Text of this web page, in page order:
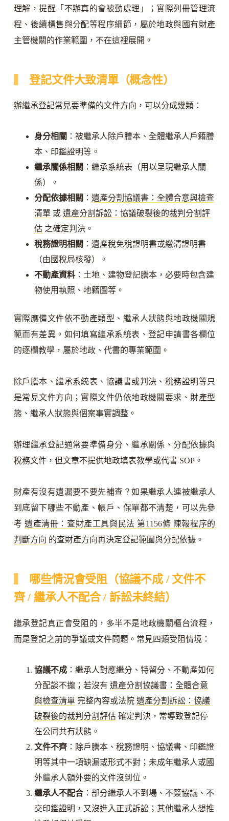
理解，提醒「不辦真的會被動處理」；實際列冊管理流
程、後續標售與分配等程序細節，屬於地政與國有財產
主管機關的作業範圍，不在這裡展開。
登記文件大致清單（概念性）
辦繼承登記常見要準備的文件方向，可以分成幾類：
身分相關 ：被繼承人除戶謄本、全體繼承人戶籍謄
本、印鑑證明等。
繼承關係相關 ：繼承系統表（用以呈現繼承人關
係）。
分配依據相關 ： 遺產分割協議書：全體合意與檢查
清單或 遺產分割訴訟：協議破裂後的裁判分割評
估之確定判決。
稅務證明相關 ：遺產稅免稅證明書或繳清證明書
（由國稅局核發）。
不動產資料：土地、建物登記謄本，必要時包含建
物使用執照、地籍圖等。
實際應備文件依不動產類型、繼承人狀態與地政機關規
範而有差異。如何填寫繼承系統表、登記申請書各欄位
的逐欄教學，屬於地政、代書的專業範圍。
除戶謄本、繼承系統表、協議書或判決、稅務證明等只
是常見文件方向；實際文件仍依地政機關要求、財產型
態、繼承人狀態與個案事實調整。
辦理繼承登記通常要準備身分、繼承關係、分配依據與
稅務文件，但文章不提供地政填表教學或代書 SOP。
財產有沒有遺漏要不要先補查？如果繼承人連被繼承人
到底留下哪些不動產、帳戶、保單都不清楚，可以先參
考遺產清冊：查財產工具與民法 第1156條 陳報程序的
判斷方向 的查財產方向再決定登記範圍與分配依據。
哪些情況會受阻（協議不成 / 文件不
齊 / 繼承人不配合 / 訴訟未終結）
繼承登記真正會受阻的，多半不是地政機關櫃台流程，
而是登記之前的爭議或文件問題。常見四類受阻情境：
協議不成：繼承人對應繼分、特留分、不動產如何
分配談不攏；若沒有 遺產分割協議書：全體合意
與檢查清單完整內容或法院 遺產分割訴訟：協議
破裂後的裁判分割評估確定判決，常導致登記停
在公同共有狀態。
文件不齊：除戶謄本、稅務證明、協議書、印鑑證
明等其中一項缺漏或形式不對；未成年繼承人或國
外繼承人額外要的文件沒到位。
繼承人不配合：部分繼承人不到場、不簽協議、不
交印鑑證明，又沒進入正式訴訟；其他繼承人想推